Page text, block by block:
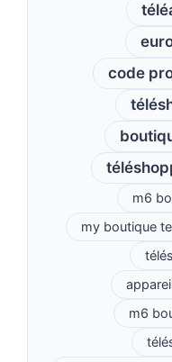
code
m6
my boutique
m6